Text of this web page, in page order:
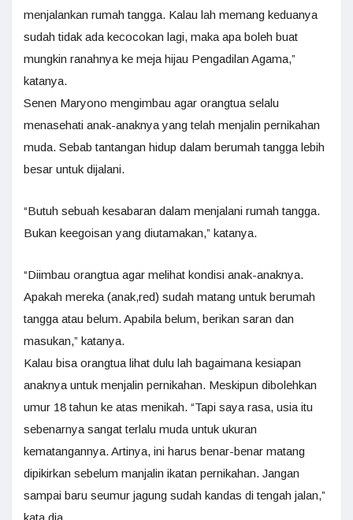
menjalankan rumah tangga. Kalau lah memang keduanya
sudah tidak ada kecocokan lagi, maka apa boleh buat
mungkin ranahnya ke meja hijau Pengadilan Agama,”
katanya.
Senen Maryono mengimbau agar orangtua selalu
menasehati anak-anaknya yang telah menjalin pernikahan
muda. Sebab tantangan hidup dalam berumah tangga lebih
besar untuk dijalani.
“Butuh sebuah kesabaran dalam menjalani rumah tangga.
Bukan keegoisan yang diutamakan,” katanya.
“Diimbau orangtua agar melihat kondisi anak-anaknya.
Apakah mereka (anak,red) sudah matang untuk berumah
tangga atau belum. Apabila belum, berikan saran dan
masukan,” katanya.
Kalau bisa orangtua lihat dulu lah bagaimana kesiapan
anaknya untuk menjalin pernikahan. Meskipun dibolehkan
umur 18 tahun ke atas menikah. “Tapi saya rasa, usia itu
sebenarnya sangat terlalu muda untuk ukuran
kematangannya. Artinya, ini harus benar-benar matang
dipikirkan sebelum manjalin ikatan pernikahan. Jangan
sampai baru seumur jagung sudah kandas di tengah jalan,”
kata dia.